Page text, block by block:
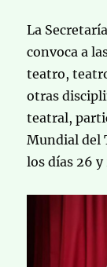
La
convoca a
teatro,
otras
teatral,
Mundial del
los días 26